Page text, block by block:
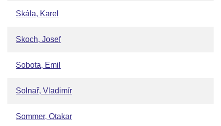
Skála, Karel
Skoch, Josef
Sobota, Emil
Solnař, Vladimír
Sommer, Otakar